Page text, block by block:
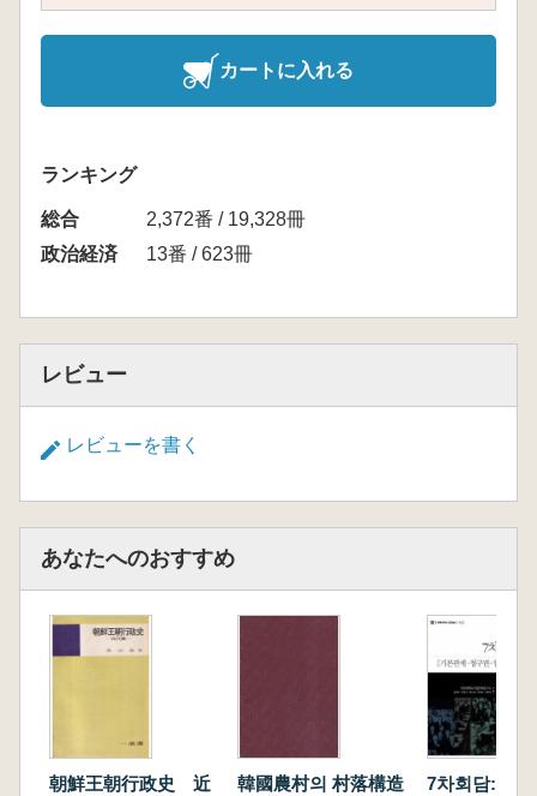
カートに入れる
ランキング
総合
2,372番 / 19,328冊
政治経済
13番 / 623冊
レビュー
レビューを書く
あなたへのおすすめ
朝鮮王朝行政史 近
韓國農村의 村落構造
7차회담: 기